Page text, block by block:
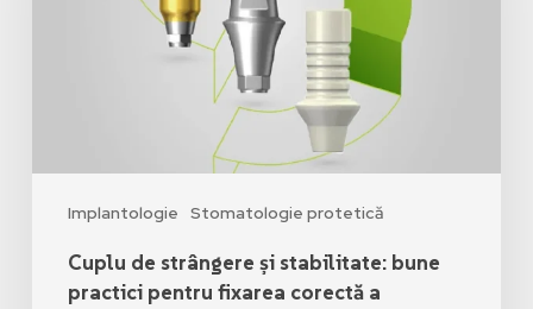
Implantologie Stomatologie protetică
Cuplu de strângere și stabilitate: bune
practici pentru fixarea corectă a